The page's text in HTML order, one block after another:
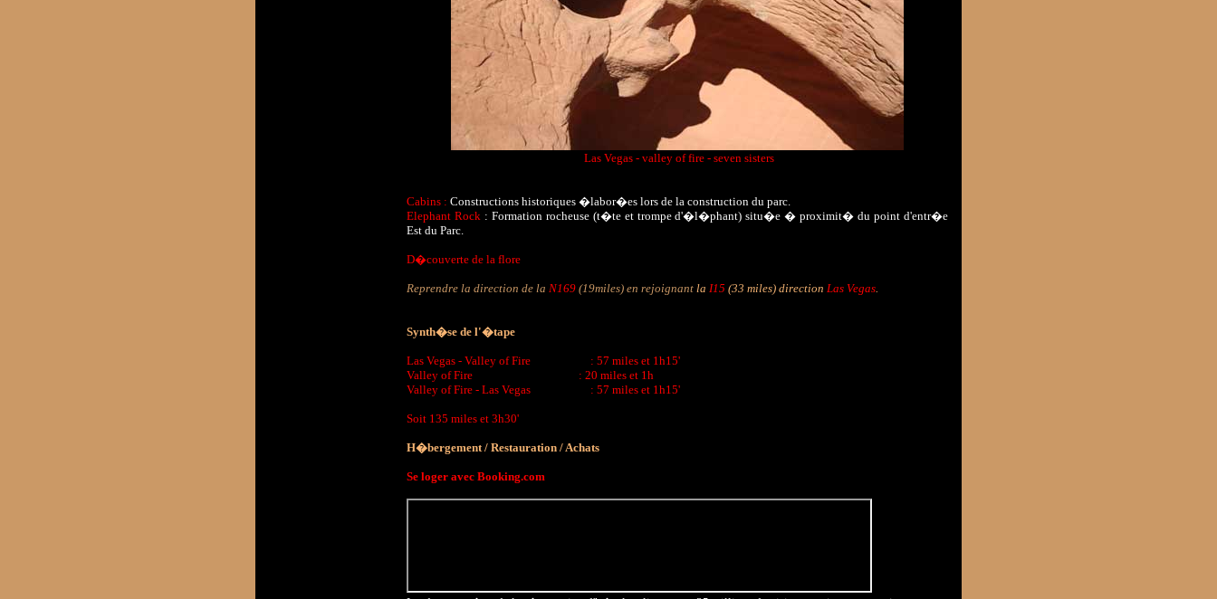
Las Vegas - valley of fire - seven sisters
Cabins : Constructions historiques �labor�es lors de la construction du parc.
Elephant Rock: Formation rocheuse (t�te et trompe d'�l�phant) situ�e � proximit� du point d'entr�e
Est du Parc.
D�couverte de la flore
Reprendre la direction de la N169 (19miles) en rejoignant la I15 (33 miles) direction Las Vegas.
Synth�se de l'�tape
Las Vegas - Valley of Fire : 57 miles et 1h15'
Valley of Fire : 20 miles et 1h
Valley of Fire - Las Vegas : 57 miles et 1h15'
Soit 135 miles et 3h30'
H�bergement / Restauration / Achats
Se loger avec Booking.com